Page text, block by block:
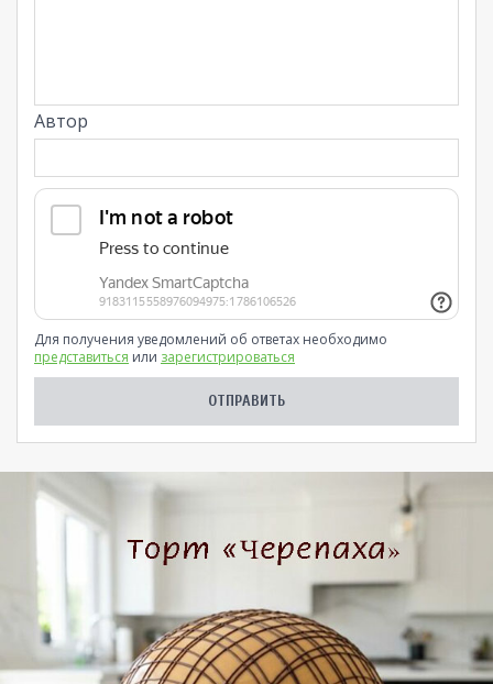
Автор
Для получения уведомлений об ответах необходимо
представиться или зарегистрироваться